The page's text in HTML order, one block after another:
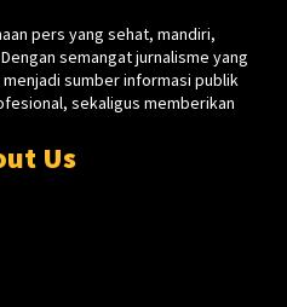
pers yang sehat, mandiri,
semangat jurnalisme yang
sumber informasi publik
sekaligus memberikan
Us